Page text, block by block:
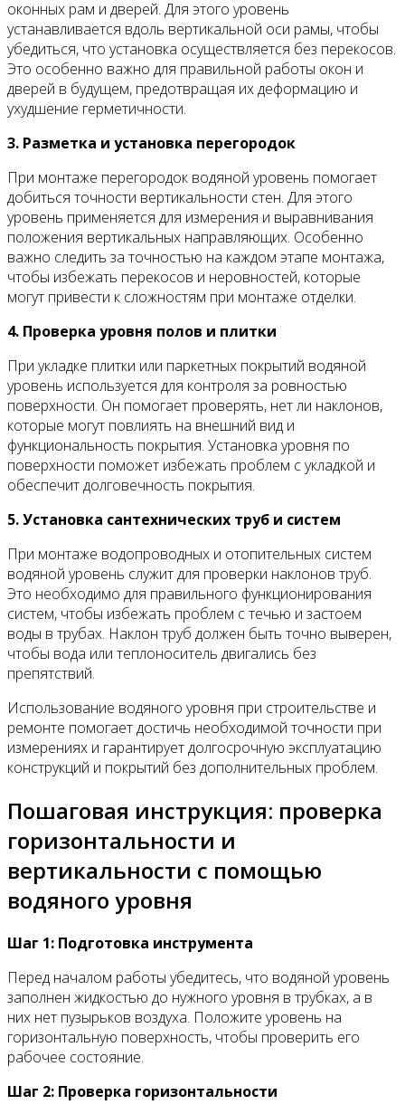
оконных рам и дверей. Для этого уровень
устанавливается вдоль вертикальной оси рамы, чтобы
убедиться, что установка осуществляется без перекосов.
Это особенно важно для правильной работы окон и
дверей в будущем, предотвращая их деформацию и
ухудшение герметичности.
3. Разметка и установка перегородок
При монтаже перегородок водяной уровень помогает
добиться точности вертикальности стен. Для этого
уровень применяется для измерения и выравнивания
положения вертикальных направляющих. Особенно
важно следить за точностью на каждом этапе монтажа,
чтобы избежать перекосов и неровностей, которые
могут привести к сложностям при монтаже отделки.
4. Проверка уровня полов и плитки
При укладке плитки или паркетных покрытий водяной
уровень используется для контроля за ровностью
поверхности. Он помогает проверять, нет ли наклонов,
которые могут повлиять на внешний вид и
функциональность покрытия. Установка уровня по
поверхности поможет избежать проблем с укладкой и
обеспечит долговечность покрытия.
5. Установка сантехнических труб и систем
При монтаже водопроводных и отопительных систем
водяной уровень служит для проверки наклонов труб.
Это необходимо для правильного функционирования
систем, чтобы избежать проблем с течью и застоем
воды в трубах. Наклон труб должен быть точно выверен,
чтобы вода или теплоноситель двигались без
препятствий.
Использование водяного уровня при строительстве и
ремонте помогает достичь необходимой точности при
измерениях и гарантирует долгосрочную эксплуатацию
конструкций и покрытий без дополнительных проблем.
Пошаговая инструкция: проверка
горизонтальности и
вертикальности с помощью
водяного уровня
Шаг 1: Подготовка инструмента
Перед началом работы убедитесь, что водяной уровень
заполнен жидкостью до нужного уровня в трубках, а в
них нет пузырьков воздуха. Положите уровень на
горизонтальную поверхность, чтобы проверить его
рабочее состояние.
Шаг 2: Проверка горизонтальности